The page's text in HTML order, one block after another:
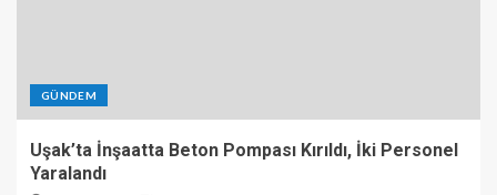
GÜNDEM
Uşak’ta İnşaatta Beton Pompası Kırıldı, İki Personel
Yaralandı